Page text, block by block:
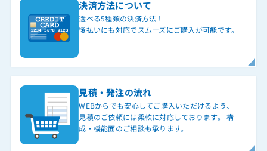
決済方法について
選べる5種類の決済方法！
後払いにも対応でスムーズにご購入が可能です。
見積・発注の流れ
WEBからでも安心してご購入いただけるよう、
見積のご依頼には柔軟に対応しております。 構
成・機能面のご相談も承ります。